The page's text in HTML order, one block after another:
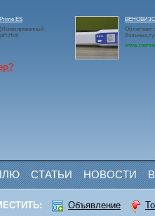
ES
Облегчает
СТАТЬИ НОВОСТИ
Объявление